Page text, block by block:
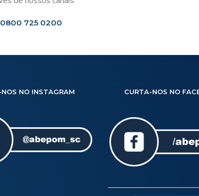
725 0200
NO INSTAGRAM CURTA-NOS NO